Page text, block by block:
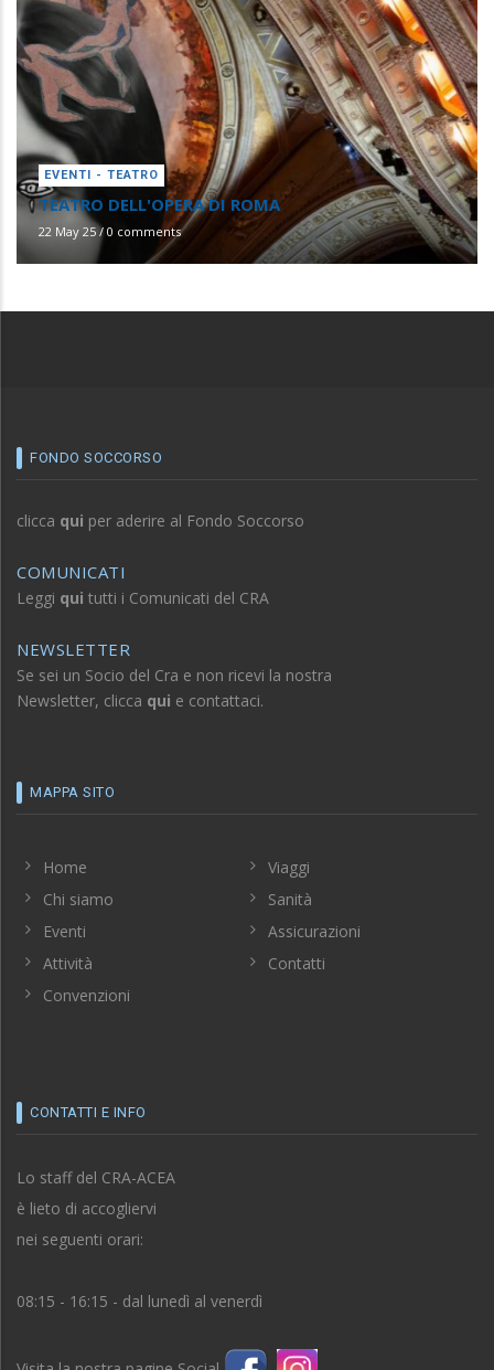
EVENTI - TEATRO
TEATRO DELL'OPERA DI ROMA
22 May 25 / 0 comments
FONDO SOCCORSO
clicca qui per aderire al Fondo Soccorso
COMUNICATI
Leggi qui tutti i Comunicati del CRA
NEWSLETTER
Se sei un Socio del Cra e non ricevi la nostra
Newsletter, clicca qui e contattaci.
MAPPA SITO
Home
Chi siamo
Eventi
Attività
Convenzioni
Viaggi
Sanità
Assicurazioni
Contatti
CONTATTI E INFO
Lo staff del CRA-ACEA
è lieto di accogliervi
nei seguenti orari:
08:15 - 16:15 - dal lunedì al venerdì